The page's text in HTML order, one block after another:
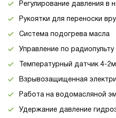
Регулирование давления в
Рукоятки для переноски
Система подогрева масла
Управление по радиопульту
Температурный датчик 4-
Взрывозащищенная
Работа на водомасляной
Удержание давление